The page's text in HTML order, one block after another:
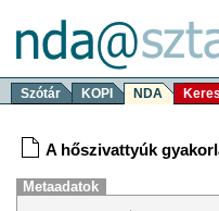
Szótár KOPI NDA
A hőszivattyúk
Metaadatok